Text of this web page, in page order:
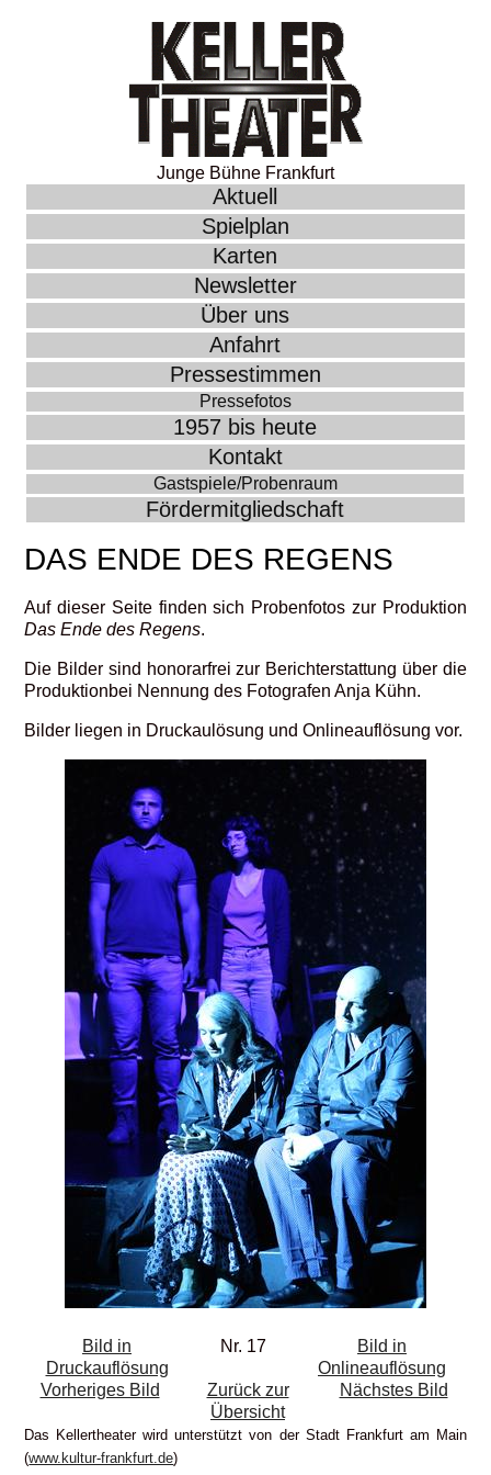
Junge Bühne Frankfurt
Aktuell
Spielplan
Karten
Newsletter
Über uns
Anfahrt
Pressestimmen
Pressefotos
1957 bis heute
Kontakt
Gastspiele/Probenraum
Fördermitgliedschaft
DAS ENDE DES REGENS
Auf dieser Seite finden sich Probenfotos zur Produktion
Das Ende des Regens.
Die Bilder sind honorarfrei zur Berichterstattung über die
Produktionbei Nennung des Fotografen Anja Kühn.
Bilder liegen in Druckaulösung und Onlineauflösung vor.
Bild in
Druckauflösung
Nr. 17
Bild in
Onlineauflösung
Vorheriges Bild
Zurück zur
Übersicht
Nächstes Bild
Das Kellertheater wird unterstützt von der Stadt Frankfurt am Main
(www.kultur-frankfurt.de)